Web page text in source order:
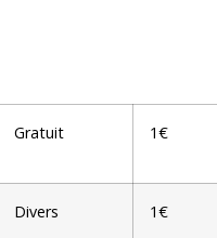
Gratuit 1€
Divers 1€